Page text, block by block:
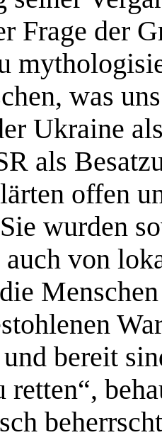
Frage der
was
Ukraine
als
offen
wurden
auch von
bereit